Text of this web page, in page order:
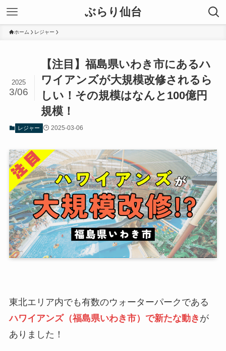
ぶらり仙台
ホーム レジャー
【注目】福島県いわき市にあるハ
ワイアンズが大規模改修されるら
しい！その規模はなんと100億円
規模！
2025
3/06
レジャー 2025-03-06
東北エリア内でも有数のウォーターパークである
ハワイアンズ（福島県いわき市）で新たな動き が
ありました！